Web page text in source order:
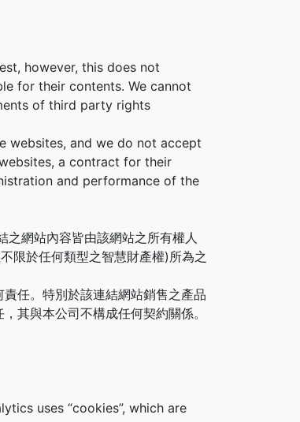
however, this does not
for their contents. We cannot
of third party rights
websites, and we do not accept
a contract for their
and performance of the
之網站內容皆由該網站之所有權人
限於任何類型之智慧財產權)所為之
任。特別於該連結網站銷售之產品
其與本公司不構成任何契約關係。
uses “cookies”, which are